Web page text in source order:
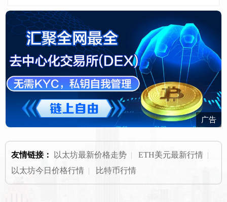
广告
友情链接： 以太坊最新价格走势 |ETH美元最新行情 |
以太坊今日价格行情 | 比特币行情